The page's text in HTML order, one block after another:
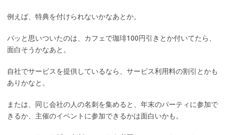
例えば、特典を付けられないかなあとか。
パッと思いついたのは、カフェで珈琲100円引きとか付いてたら、
面白そうかなあと。
自社でサービスを提供しているなら、サービス利用料の割引とかも
ありかなと。
または、同じ会社の人の名刺を集めると、年末のパーティに参加で
きるか、主催のイベントに参加できるかは面白いかも。